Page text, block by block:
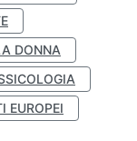
DONNA
EUROPEI